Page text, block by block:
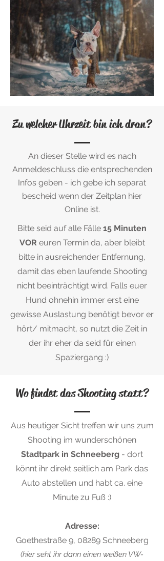
Zu welcher Uhrzeit bin ich dran?
An dieser Stelle wird es nach
Anmeldeschluss die entsprechenden
Infos geben - ich gebe ich separat
bescheid wenn der Zeitplan hier
Online ist.
Bitte seid auf alle Fälle 15 Minuten
VOR euren Termin da, aber bleibt
bitte in ausreichender Entfernung,
damit das eben laufende Shooting
nicht beeinträchtigt wird. Falls euer
Hund ohnehin immer erst eine
gewisse Auslastung benötigt bevor er
hört/ mitmacht, so nutzt die Zeit in
der ihr eher da seid für einen
Spaziergang :)
Wo findet das Shooting statt?
Aus heutiger Sicht treffen wir uns zum
Shooting im wunderschönen
Stadtpark in Schneeberg - dort
könnt ihr direkt seitlich am Park das
Auto abstellen und habt ca. eine
Minute zu Fuß :)
Adresse:
Goethestraße 9, 08289 Schneeberg
(hier seht ihr dann einen weißen VW-